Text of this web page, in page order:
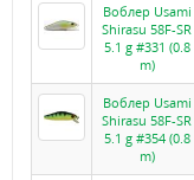
Воблер Usami
Shirasu 58F-SR
5.1 g #331 (0.8
m)
Воблер Usami
Shirasu 58F-SR
5.1 g #354 (0.8
m)